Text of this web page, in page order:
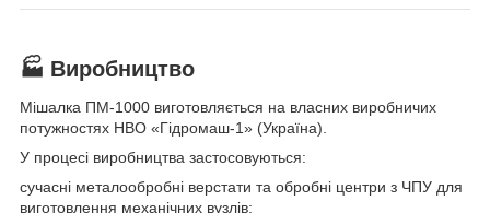
🏭 Виробництво
Мішалка ПМ-1000 виготовляється на власних виробничих
потужностях НВО «Гідромаш-1» (Україна).
У процесі виробництва застосовуються:
сучасні металообробні верстати та обробні центри з ЧПУ для
виготовлення механічних вузлів;